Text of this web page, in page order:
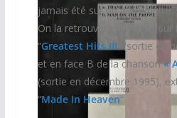
jamais été sur un des albums
On la retrouvera plus tard
“Greatest Hits III “ (sortie en
et en face B de la chanson«
(sortie en décembre 1995),
“Made In Heaven“